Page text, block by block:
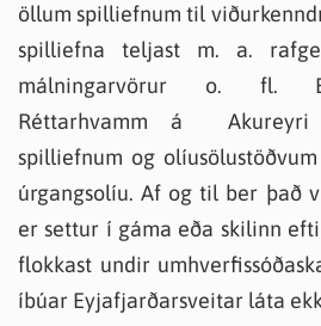
öllum spilliefnum til
spilliefna teljast m. a.
málningarvörur o. fl.
Réttarhvamm á
spilliefnum og
úrgangsolíu. Af og til ber það
er settur í gáma eða skilinn
flokkast undir
íbúar Eyjafjarðarsveitar láta